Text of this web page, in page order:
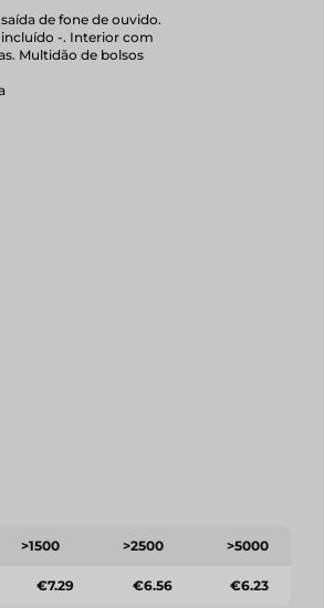
de fone de ouvido.
-. Interior com
Multidão de bolsos
>1500 >2500 >5000
€7.29 €6.56 €6.23